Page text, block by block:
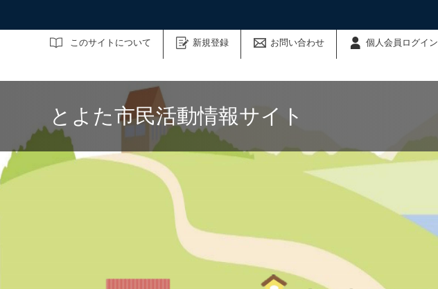
このサイトについて 新規登録 お問い合わせ 個人会員ログイン
サイト内検索
とよた市民活動情報サイト